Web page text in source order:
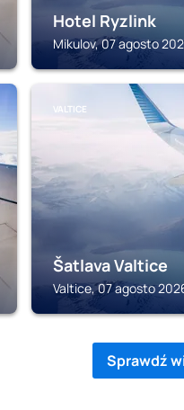
Hotel Ryzlink
Mikulov, 07 agosto
VALTICE
Šatlava Valtice
Valtice, 07 agosto
Sprawdź